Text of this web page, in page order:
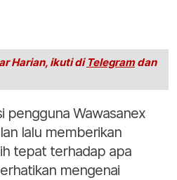
Harian, ikuti di Telegramdan
pengguna Wawasanex
lalu memberikan
tepat terhadap apa
mengenai